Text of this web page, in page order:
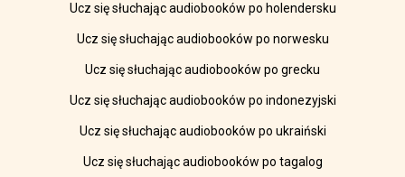
Ucz się słuchając audiobooków po holendersku
Ucz się słuchając audiobooków po norwesku
Ucz się słuchając audiobooków po grecku
Ucz się słuchając audiobooków po indonezyjski
Ucz się słuchając audiobooków po ukraiński
Ucz się słuchając audiobooków po tagalog